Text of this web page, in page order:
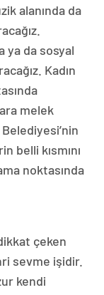
alanında da
ya da sosyal
Kadın
melek
belli kısmını
noktasında
çeken
sevme işidir.
kendi